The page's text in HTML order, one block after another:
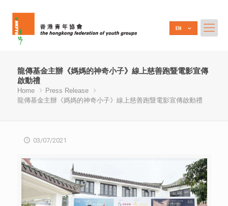
龍傳基金主辦《媽媽的神奇小子》線上慈善跑暨電影宣傳
啟動禮
Home
Press Release
龍傳基金主辦《媽媽的神奇小子》線上慈善跑暨電影宣傳啟動禮
03/07/2021